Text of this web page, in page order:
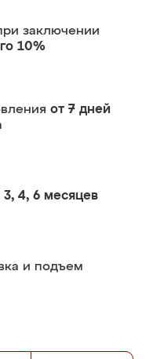
заключении
10%
от 7 дней
3, 4, 6 месяцев
и подъем